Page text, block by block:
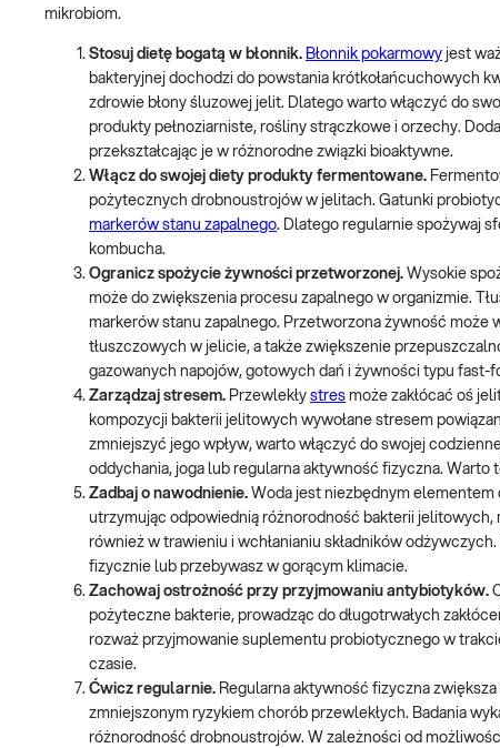
mikrobiom.
Stosuj dietę bogatą w błonnik. Błonnik pokarmowy jest
bakteryjnej dochodzi do powstania krótkołańcuchowych
zdrowie błony śluzowej jelit. Dlatego warto włączyć do
produkty pełnoziarniste, rośliny strączkowe i orzechy.
przekształcając je w różnorodne związki bioaktywne.
Włącz do swojej diety produkty fermentowane.
pożytecznych drobnoustrojów w jelitach. Gatunki
markerów stanu zapalnego. Dlatego regularnie spożywaj
kombucha.
Ogranicz spożycie żywności przetworzonej. Wysokie
może do zwiększenia procesu zapalnego w organizmie.
markerów stanu zapalnego. Przetworzona żywność może
tłuszczowych w jelicie, a także zwiększenie
gazowanych napojów, gotowych dań i żywności typu fast-
Zarządzaj stresem. Przewlekły stres może zakłócać oś
kompozycji bakterii jelitowych wywołane stresem
zmniejszyć jego wpływ, warto włączyć do swojej
oddychania, joga lub regularna aktywność fizyczna.
Zadbaj o nawodnienie. Woda jest niezbędnym elementem
utrzymując odpowiednią różnorodność bakterii
również w trawieniu i wchłanianiu składników
fizycznie lub przebywasz w gorącym klimacie.
Zachowaj ostrożność przy przyjmowaniu antybiotyków.
pożyteczne bakterie, prowadząc do długotrwałych
rozważ przyjmowanie suplementu probiotycznego w
czasie.
Ćwicz regularnie. Regularna aktywność fizyczna
zmniejszonym ryzykiem chorób przewlekłych. Badania
różnorodność drobnoustrojów. W zależności od